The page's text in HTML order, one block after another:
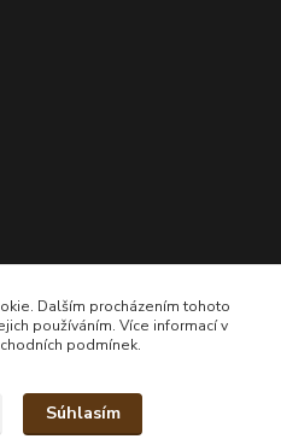
212 007
Dalším procházením tohoto
používáním. Více informací v
podmínek.
Súhlasím